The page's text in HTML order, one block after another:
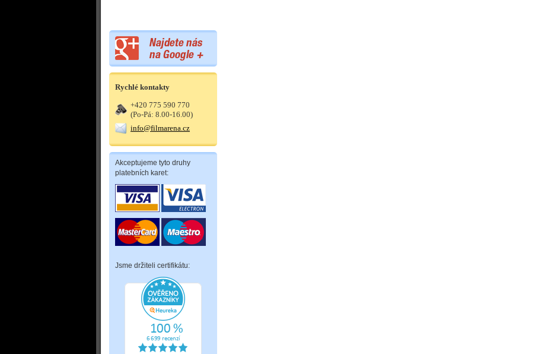
Rychlé kontakty
+420 775 590 770
(Po-Pá: 8.00-16.00)
info@filmarena.cz
Akceptujeme tyto druhy
platebních karet:
Jsme držiteli certifikátu: